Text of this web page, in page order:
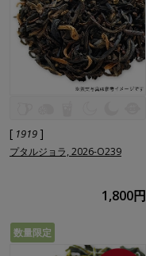
[ 1919 ]
プタルジョラ, 2026-O239
1,800円
数量限定